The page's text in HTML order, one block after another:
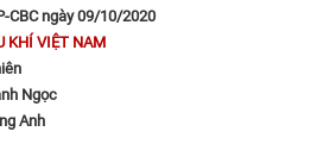
CBC ngày 09/10/2020
KHÍ VIỆT NAM
Ngọc
Anh